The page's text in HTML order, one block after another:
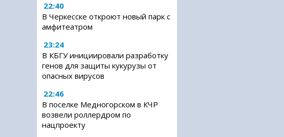
22:40
В Черкесске откроют новый парк с
амфитеатром
23:24
В КБГУ инициировали разработку
генов для защиты кукурузы от
опасных вирусов
22:46
В поселке Медногорском в КЧР
возвели роллердром по
нацпроекту